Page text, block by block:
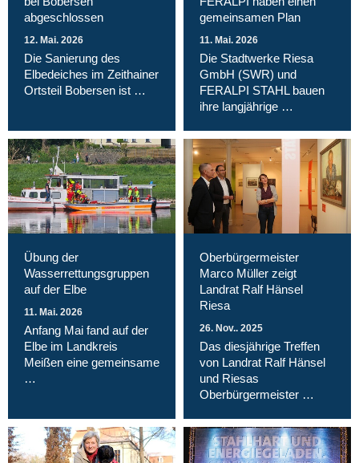
abgeschlossen
12. Mai. 2026
Die Sanierung des
Elbedeiches im Zeithainer
Ortsteil Bobersen ist …
gemeinsamen Plan
11. Mai. 2026
Die Stadtwerke Riesa
GmbH (SWR) und
FERALPI STAHL bauen
ihre langjährige …
Übung der
Wasserrettungsgruppen
auf der Elbe
11. Mai. 2026
Anfang Mai fand auf der
Elbe im Landkreis
Meißen eine gemeinsame
…
Oberbürgermeister
Marco Müller zeigt
Landrat Ralf Hänsel
Riesa
26. Nov.. 2025
Das diesjährige Treffen
von Landrat Ralf Hänsel
und Riesas
Oberbürgermeister …